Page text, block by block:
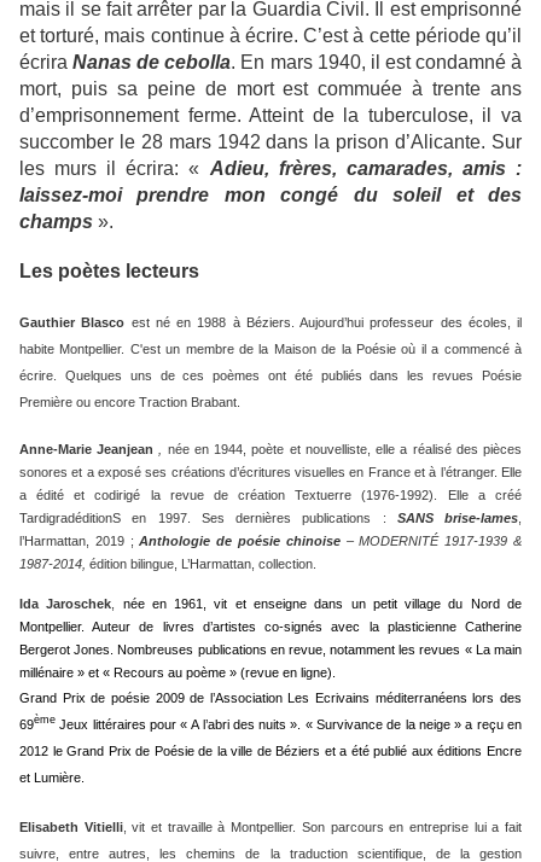
mais il se fait arrêter par la Guardia Civil. Il est emprisonné
et torturé, mais continue à écrire. C’est à cette période qu’il
écriraNanas de cebolla. En mars 1940, il est condamné à
mort, puis sa peine de mort est commuée à trente ans
d’emprisonnement ferme. Atteint de la tuberculose, il va
succomber le 28 mars 1942 dans la prison d’Alicante. Sur
les murs il écrira: « Adieu, frères, camarades, amis :
laissez-moi prendre mon congé du soleil et des
champs ».
Les poètes lecteurs
Gauthier Blasco est né en 1988 à Béziers. Aujourd’hui professeur des écoles, il
habite Montpellier. C'est un membre de la Maison de la Poésie où il a commencé à
écrire. Quelques uns de ces poèmes ont été publiés dans les revues Poésie
Première ou encore Traction Brabant.
Anne-Marie Jeanjean
née en 1944, poète et nouvelliste, elle a réalisé des pièces
sonores et a exposé ses créations d’écritures visuelles en France et à l’étranger. Elle
a édité et codirigé la revue de création Textuerre (1976-1992). Elle a créé
TardigradéditionS en 1997. Ses dernières publications : SANS brise-lames
l’Harmattan, 2019 ;Anthologie de poésie chinoise– MODERNITÉ 1917-1939 &
1987-2014, édition bilingue, L’Harmattan, collection.
Ida Jaroschek
née en 1961, vit et enseigne dans un petit village du Nord de
Montpellier. Auteur de livres d’artistes co-signés avec la plasticienne Catherine
Bergerot Jones. Nombreuses publications en revue, notamment les revues « La main
millénaire » et « Recours au poème » (revue en ligne).
Grand Prix de poésie 2009 de l’Association Les Ecrivains méditerranéens lors des
69ème Jeux littéraires pour « A l’abri des nuits ». « Survivance de la neige » a reçu en
2012 le Grand Prix de Poésie de la ville de Béziers et a été publié aux éditions Encre
et Lumière.
Elisabeth Vitielli,
vit et travaille à Montpellier. Son parcours en entreprise lui a fait
suivre, entre autres, les chemins de la traduction scientifique, de la gestion